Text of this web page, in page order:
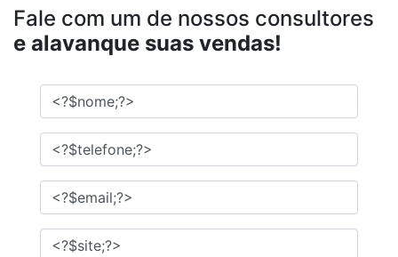
Fale com um de nossos consultores
e alavanque suas vendas!